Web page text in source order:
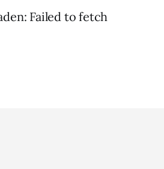
Failed to fetch